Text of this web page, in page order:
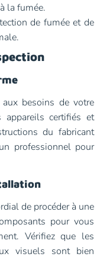
la fumée.
de fumée et de
besoins de votre
certifiés et
du fabricant
professionnel pour
de procéder à une
pour vous
Vérifiez que les
visuels sont bien